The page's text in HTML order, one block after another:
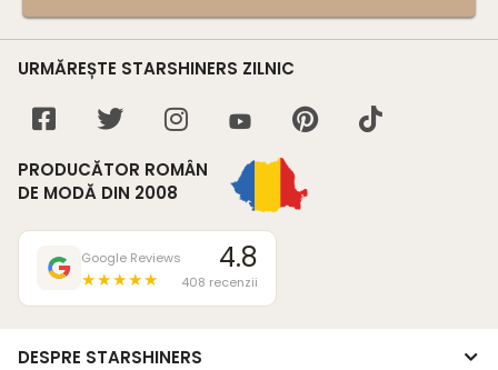
URMĂREȘTE STARSHINERS ZILNIC
PRODUCĂTOR ROMÂN
DE MODĂ DIN 2008
Google Reviews
★★★★★
4.8
408 recenzii
DESPRE STARSHINERS